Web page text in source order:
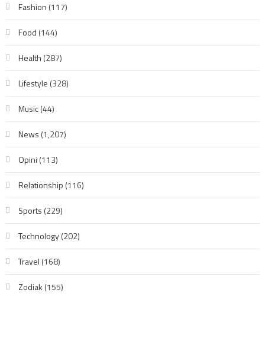
Fashion (117)
Food (144)
Health (287)
Lifestyle (328)
Music(44)
News (1,207)
Opini (113)
Relationship (116)
Sports (229)
Technology(202)
Travel (168)
Zodiak (155)